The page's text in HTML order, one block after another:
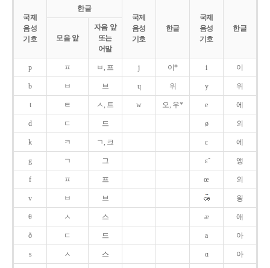
국제
음성
기호
한글
국제
음성
기호
한글
국제
음성
기호
한글
모음 앞
자음 앞
또는
어말
p ㅍ ㅂ, 프 j 이* i 이
b ㅂ 브 ɥ 위 y 위
t ㅌ ㅅ, 트 w 오, 우* e 에
d ㄷ 드 ø 외
k ㅋ ㄱ, 크 ɛ 에
g ㄱ 그 ɛ̃ 앵
f ㅍ 프 œ 외
v ㅂ 브 욍
θ ㅅ 스 æ 애
ð ㄷ 드 a 아
s ㅅ 스 ɑ 아